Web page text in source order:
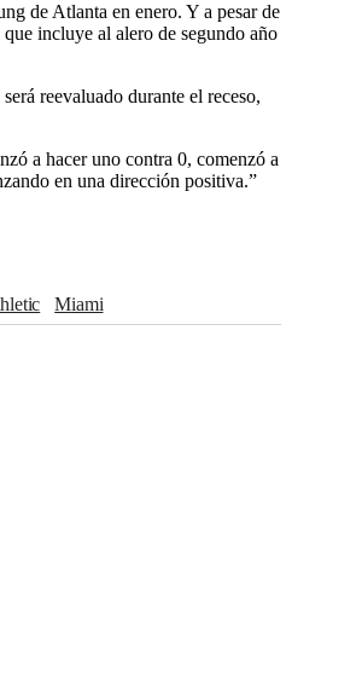
de Atlanta en enero. Y a pesar de
incluye al alero de segundo año
reevaluado durante el receso,
a hacer uno contra 0, comenzó a
en una dirección positiva.”
Miami